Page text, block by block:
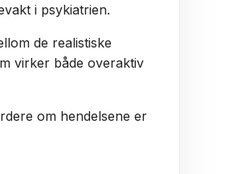
i psykiatrien.
de realistiske
virker både overaktiv
om hendelsene er